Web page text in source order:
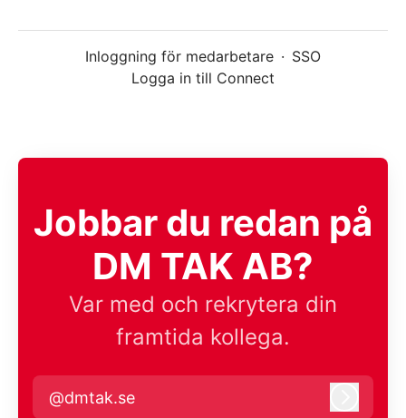
Inloggning för medarbetare · SSO
Logga in till Connect
Jobbar du redan på
DM TAK AB?
Var med och rekrytera din
framtida kollega.
@dmtak.se